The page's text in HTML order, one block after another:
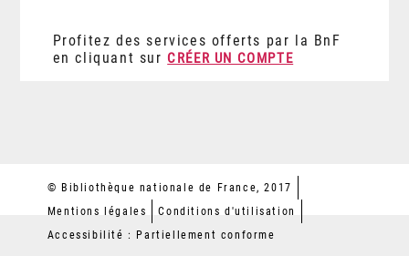
Profitez des services offerts par la BnF
en cliquant sur CRÉER UN COMPTE
© Bibliothèque nationale de France, 2017
Mentions légales
Conditions d'utilisation
Accessibilité : Partiellement conforme